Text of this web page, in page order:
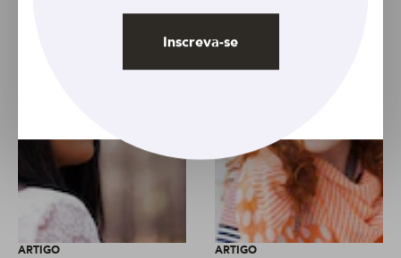
ARTIGO ARTIGO
Inscreva-se